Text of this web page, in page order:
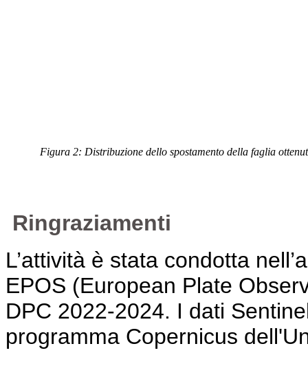
Figura 2: Distribuzione dello spostamento della faglia
Ringraziamenti
L’attività è stata condotta
EPOS (European Plate
DPC 2022-2024. I dati
programma Copernicus